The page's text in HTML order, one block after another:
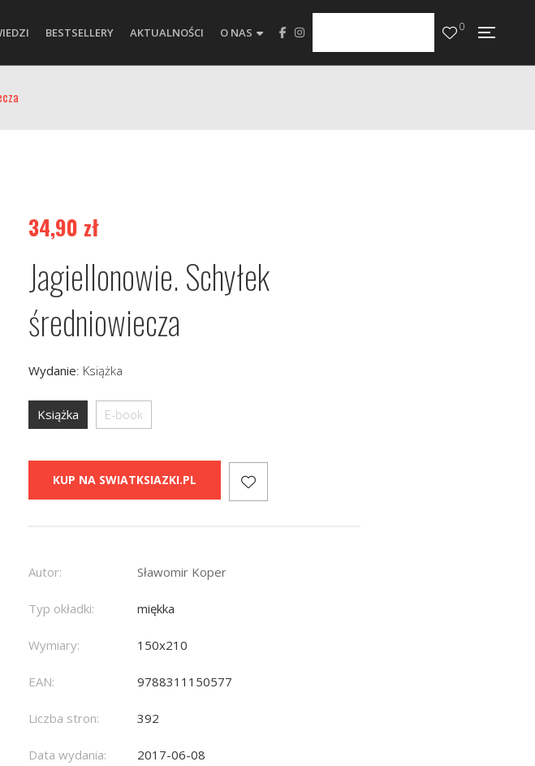
BESTSELLERY AKTUALNOŚCI O NAS 0
34,90 zł
Jagiellonowie. Schyłek
średniowiecza
Wydanie: Książka
Książka E-book
KUP NA SWIATKSIAZKI.PL
Autor: Sławomir Koper
Typ okładki: miękka
Wymiary: 150x210
EAN: 9788311150577
Liczba stron: 392
Data wydania: 2017-06-08